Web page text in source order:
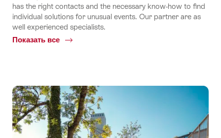
has the right contacts and the necessary know-how to find
individual solutions for unusual events. Our partner are as
well experienced specialists.
Показать все
Common.Of